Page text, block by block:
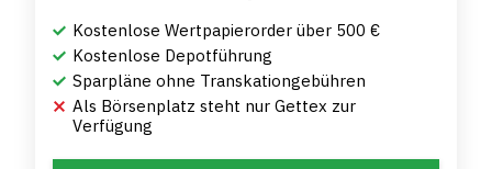
Kostenlose Wertpapierorder über 500 €
Kostenlose Depotführung
Sparpläne ohne Transkationgebühren
Als Börsenplatz steht nur Gettex zur
Verfügung